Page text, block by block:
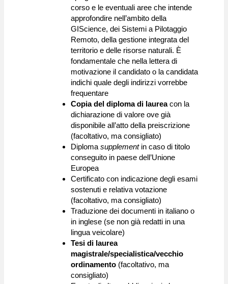
corso e le eventuali aree che intende
approfondire nell’ambito della
GIScience, dei Sistemi a Pilotaggio
Remoto, della gestione integrata del
territorio e delle risorse naturali. È
fondamentale che nella lettera di
motivazione il candidato o la candidata
indichi quale degli indirizzi vorrebbe
frequentare
Copia del diploma di laureacon la
dichiarazione di valore ove già
disponibile all’atto della preiscrizione
(facoltativo, ma consigliato)
Diploma supplementin caso di titolo
conseguito in paese dell’Unione
Europea
Certificato con indicazione degli esami
sostenuti e relativa votazione
(facoltativo, ma consigliato)
Traduzione dei documenti in italiano o
in inglese (se non già redatti in una
lingua veicolare)
Tesi di laurea
magistrale/specialistica/vecchio
ordinamento(facoltativo, ma
consigliato)